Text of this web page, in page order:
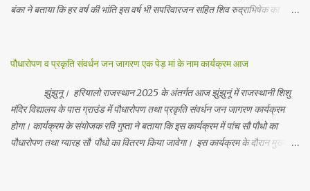
बंका ने बताया कि हर वर्ष की भांति इस वर्ष भी सपरिवारजन सहित शिव रुद्राभिषेक का
भाविक, लाडो, मीना, रेनू, निर्मला, दीक्षा, मनीषा आदि सभी परिवार जन उपस्थित रहे।
guarantee the information is 100% accurate
पौधारोपण व प्रकृति संवर्धन जन जागरण एक पेड़ मां के नाम कार्यक्रम आज
झुंझुनू। हरियालो राजस्थान 2025 के अंतर्गत आज झुंझुनूं में राजस्थानी शिशु
मंदिर विद्यालय के पास ग्राउंड में पौधारोपण तथा प्रकृति संवर्धन जन जागरण कार्यक्रम
होगा। कार्यक्रम के संयोजक रवि गुप्ता ने बताया कि इस कार्यक्रम में पांच सौ पौधो का
पौधारोपण तथा ग्यारह सौ पौधो का वितरण किया जावेगा। इस कार्यक्रम के दौरान मुख्य